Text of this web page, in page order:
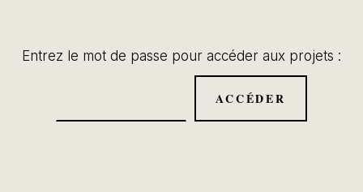
Entrez le mot de passe pour accéder aux projets :